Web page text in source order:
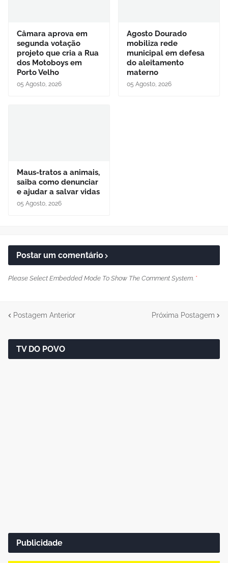
Câmara aprova em
segunda votação
projeto que cria a Rua
dos Motoboys em
Porto Velho
05 Agosto, 2026
Agosto Dourado
mobiliza rede
municipal em defesa
do aleitamento
materno
05 Agosto, 2026
Maus-tratos a animais,
saiba como denunciar
e ajudar a salvar vidas
05 Agosto, 2026
Postar um comentário
Please Select Embedded Mode To Show The Comment System. *
Postagem Anterior Próxima Postagem
TV DO POVO
Publicidade